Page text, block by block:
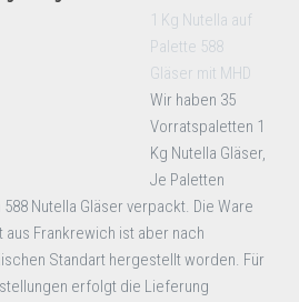
1 Kg Nutella auf
Palette 588
Gläser mit MHD
Wir haben 35
Vorratspaletten 1
Kg Nutella Gläser,
Je Paletten
588 Nutella Gläser verpackt. Die Ware
aus Frankrewich ist aber nach
Standart hergestellt worden. Für
erfolgt die Lieferung